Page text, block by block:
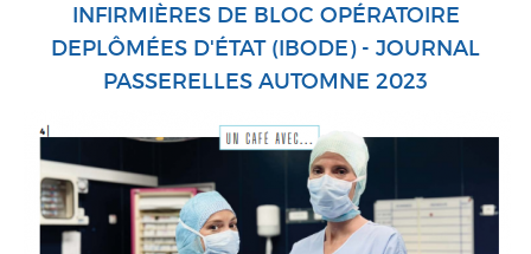
INFIRMIÈRES DE BLOC OPÉRATOIRE
DEPLÔMÉES D'ÉTAT (IBODE) - JOURNAL
PASSERELLES AUTOMNE 2023